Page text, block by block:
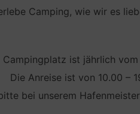
Camping, wie wir es
Campingplatz ist jährlich vom
Die Anreise ist von 10.00 –
bei unserem